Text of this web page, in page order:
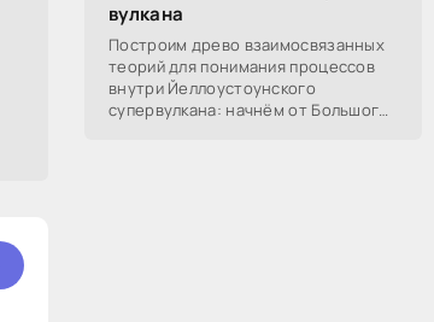
вулкана
Построим древо взаимосвязанных
теорий для понимания процессов
внутри Йеллоустоунского
супервулкана: начнём от Большого